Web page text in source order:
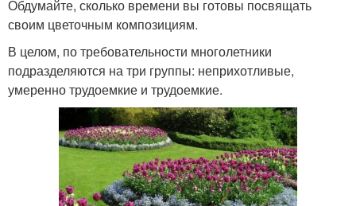
Обдумайте, сколько времени вы готовы посвящать
своим цветочным композициям.
В целом, по требовательности многолетники
подразделяются на три группы: неприхотливые,
умеренно трудоемкие и трудоемкие.